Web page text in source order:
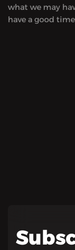
what we may
have a good